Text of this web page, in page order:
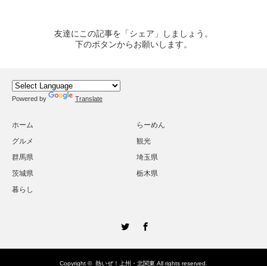
友達にこの記事を「シェア」しましょう。
下のボタンからお願いします。
Powered by Translate
ホーム
らーめん
グルメ
観光
群馬県
埼玉県
茨城県
栃木県
暮らし
Copyright © 熱いぜ！上州・北関東 All rights reserved.